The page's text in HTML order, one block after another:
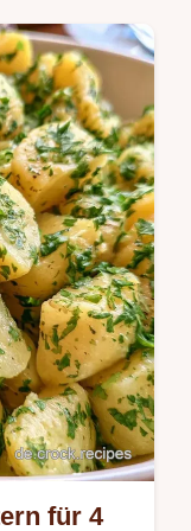
im Airfryer
eine Schritt
zum
für 4